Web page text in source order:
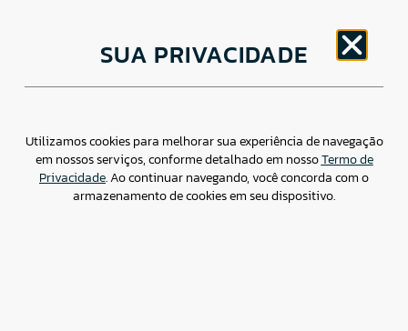
Av. Brigadeiro Faria Lima, 1779 – 5oAndar Jardim
Paulistano, São Paulo/ SP – CEP: 01452-914
Assessoria de imprensa: imprensa@csdbr.com
SUA PRIVACIDADE
Utilizamos cookies para melhorar sua experiência de navegação
em nossos serviços, conforme detalhado em nossoTermo de
Privacidade. Ao continuar navegando, você concorda com o
armazenamento de cookies em seu dispositivo.